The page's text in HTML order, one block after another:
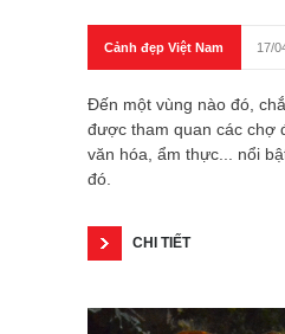
Cảnh đẹp Việt Nam 17/
Đến một vùng nào đó,
được tham quan các chợ
văn hóa, ẩm thực... nổi
đó.
CHI TIẾT